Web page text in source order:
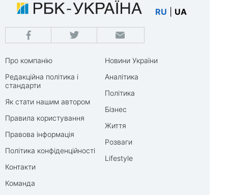
RU UA
Про компанію
Редакційна політика і
стандарти
Як стати нашим автором
Правила користування
Правова інформація
Політика конфіденційності
Контакти
Команда
Новини України
Аналітика
Політика
Бізнес
Життя
Розваги
Lifestyle